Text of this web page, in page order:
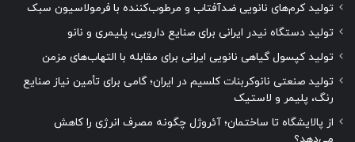
تولید کرم‌های نانویی ضدآفتاب و مرطوب‌کننده با فرمولاسیون سبک
تولید دستگاه نیدر ایرانی برای صنایع دارویی، پلیمری و نانو
تولید کپسول گیاهی نانویی ایرانی برای مقابله با التهاب‌های مزمن
تولید صنعتی نانوکربنات کلسیم در ایران؛ گامی برای تأمین نیاز صنایع
رنگ، پلیمر و لاستیک
از پالایشگاه تا ساختمان؛ آئروژل چگونه مصرف انرژی را کاهش